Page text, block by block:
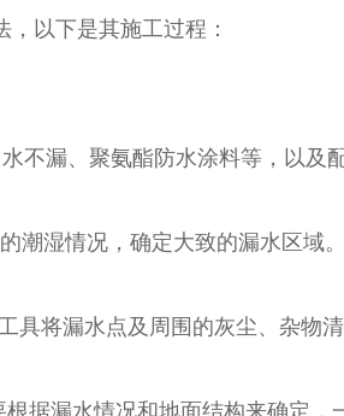
以下是其施工过程：
不漏、聚氨酯防水涂料等，以及
潮湿情况，确定大致的漏水区域
具将漏水点及周围的灰尘、杂物